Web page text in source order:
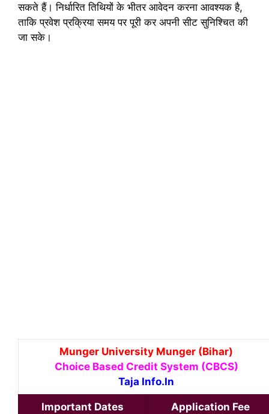
सकते हैं। निर्धारित तिथियों के भीतर आवेदन करना आवश्यक है,
ताकि प्रवेश प्रक्रिया समय पर पूरी कर अपनी सीट सुनिश्चित की
जा सके।
Munger University Munger (Bihar)
Choice Based Credit System (CBCS)
Taja Info.In
Important Dates Application Fee